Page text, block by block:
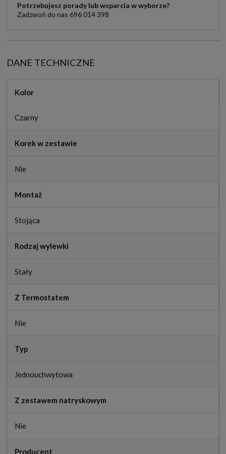
Potrzebujesz porady lub wsparcia w wyborze?
Zadzwoń do nas 696 014 398
DANE TECHNICZNE
Kolor
Czarny
Korek w zestawie
Nie
Montaż
Stojąca
Rodzaj wylewki
Stały
Z Termostatem
Nie
Typ
Jednouchwytowa
Z zestawem natryskowym
Nie
Producent